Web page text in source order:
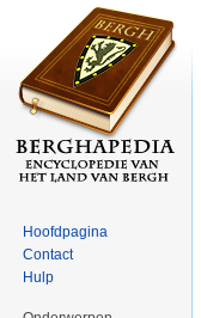
Hoofdpagina
Contact
Hulp